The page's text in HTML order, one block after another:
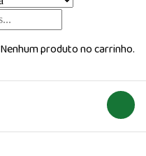
Nenhum produto no carrinho.